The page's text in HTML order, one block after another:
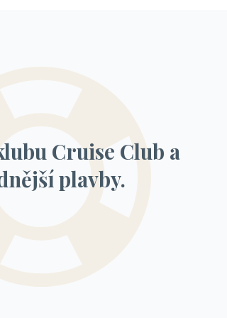
Cruise Club a
plavby.